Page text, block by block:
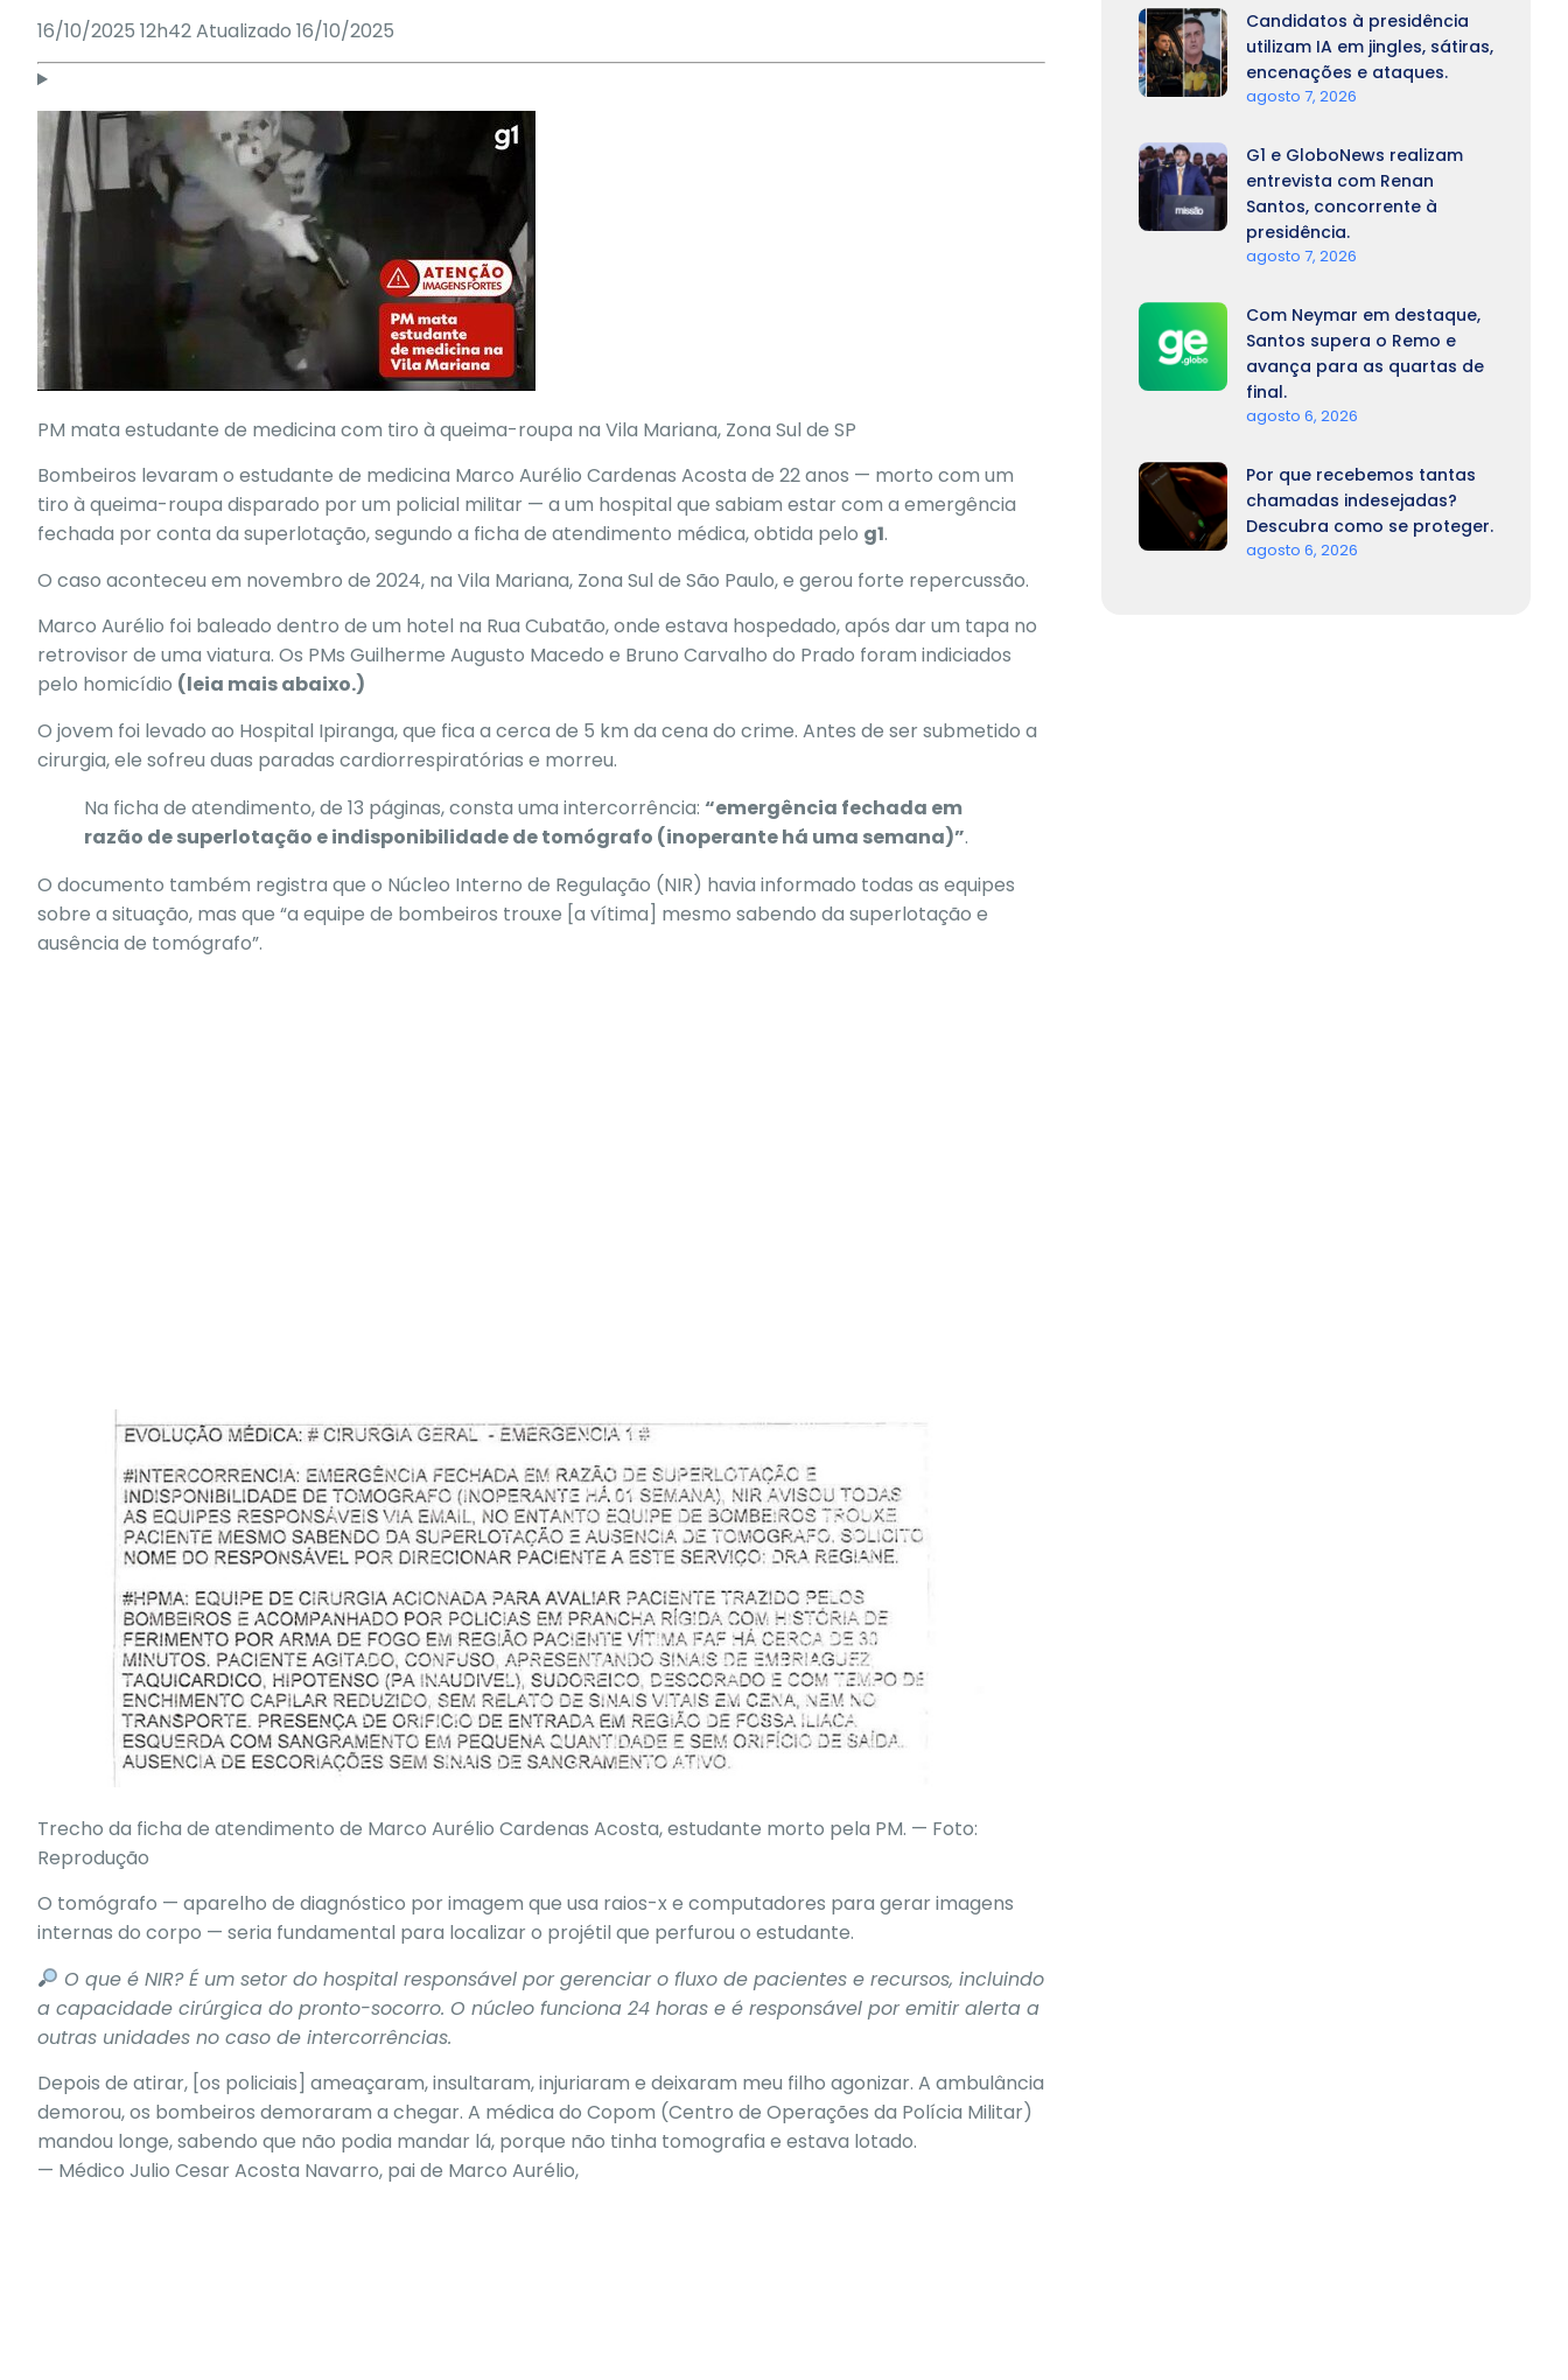
16/10/2025 12h42Atualizado 16/10/2025
PM mata estudante de medicina com tiro à queima-roupa na Vila Mariana, Zona Sul de SP
Bombeiros levaram o estudante de medicina Marco Aurélio Cardenas Acosta de 22 anos — morto com um
tiro à queima-roupa disparado por um policial militar — a um hospital que sabiam estar com a emergência
fechada por conta da superlotação, segundo a ficha de atendimento médica, obtida pelo g1.
O caso aconteceu em novembro de 2024, na Vila Mariana, Zona Sul de São Paulo, e gerou forte repercussão.
Marco Aurélio foi baleado dentro de um hotel na Rua Cubatão, onde estava hospedado, após dar um tapa no
retrovisor de uma viatura. Os PMs Guilherme Augusto Macedo e Bruno Carvalho do Prado foram indiciados
pelo homicídio (leia mais abaixo.)
O jovem foi levado ao Hospital Ipiranga, que fica a cerca de 5 km da cena do crime. Antes de ser submetido a
cirurgia, ele sofreu duas paradas cardiorrespiratórias e morreu.
Na ficha de atendimento, de 13 páginas, consta uma intercorrência: “emergência fechada em
razão de superlotação e indisponibilidade de tomógrafo (inoperante há uma semana)”.
O documento também registra que o Núcleo Interno de Regulação (NIR) havia informado todas as equipes
sobre a situação, mas que “a equipe de bombeiros trouxe [a vítima] mesmo sabendo da superlotação e
ausência de tomógrafo”.
Trecho da ficha de atendimento de Marco Aurélio Cardenas Acosta, estudante morto pela PM. — Foto:
Reprodução
O tomógrafo — aparelho de diagnóstico por imagem que usa raios-x e computadores para gerar imagens
internas do corpo — seria fundamental para localizar o projétil que perfurou o estudante.
O que é NIR? É um setor do hospital responsável por gerenciar o fluxo de pacientes e recursos, incluindo
a capacidade cirúrgica do pronto-socorro. O núcleo funciona 24 horas e é responsável por emitir alerta a
outras unidades no caso de intercorrências.
Depois de atirar, [os policiais] ameaçaram, insultaram, injuriaram e deixaram meu filho agonizar. A ambulância
demorou, os bombeiros demoraram a chegar. A médica do Copom (Centro de Operações da Polícia Militar)
mandou longe, sabendo que não podia mandar lá, porque não tinha tomografia e estava lotado.
— Médico Julio Cesar Acosta Navarro, pai de Marco Aurélio,
Candidatos à presidência
utilizam IA em jingles, sátiras,
encenações e ataques.
agosto 7, 2026
G1 e GloboNews realizam
entrevista com Renan
Santos, concorrente à
presidência.
agosto 7, 2026
Com Neymar em destaque,
Santos supera o Remo e
avança para as quartas de
final.
agosto 6, 2026
Por que recebemos tantas
chamadas indesejadas?
Descubra como se proteger.
agosto 6, 2026